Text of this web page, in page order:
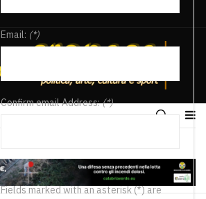
Email: (*)
Confirm email Address:(*)
Fields marked with an asterisk (*) are